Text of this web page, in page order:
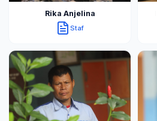
Rika Anjelina
Staf